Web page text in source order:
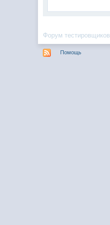
Форум тестировщиков
Помощь